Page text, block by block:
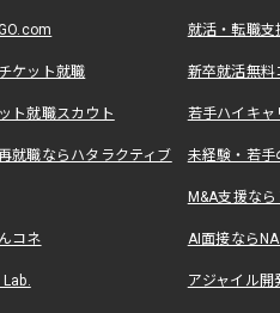
就活・転職
ケット就職 新卒就活無料
ト就職スカウト 若手ハイキ
就職ならハタラクティブ 未経験・若手
M&A支援な
コネ AI面接なら
アジャイル